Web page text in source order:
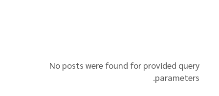
No posts were found for provided query
parameters.